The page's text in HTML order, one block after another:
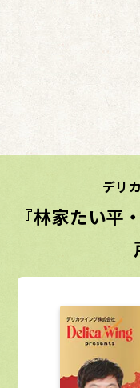
デリ
『林家たい